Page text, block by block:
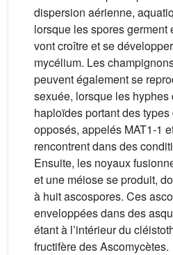
dispersion aérienne,
lorsque les spores germent
vont croître et se
mycélium. Les
peuvent également se
sexuée, lorsque les
haploïdes portant des types
opposés, appelés MAT1-1
rencontrent dans des
Ensuite, les noyaux
et une méiose se produit,
à huit ascospores. Ces
enveloppées dans des
étant à l’intérieur du
fructifère des Ascomycètes.